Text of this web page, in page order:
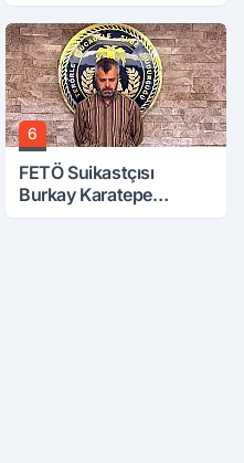
Üzerine Çıkarıldı
6
FETÖ Suikastçısı
Burkay Karatepe